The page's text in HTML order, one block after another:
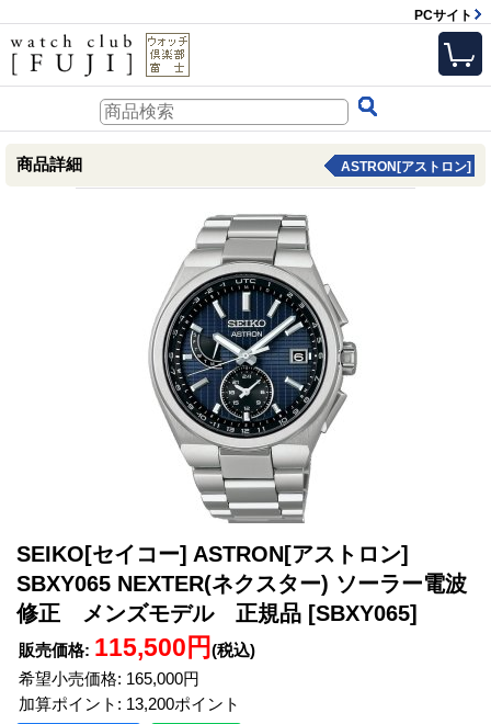
PCサイト
商品詳細 ASTRON[アストロン]
SEIKO[セイコー] ASTRON[アストロン]
SBXY065 NEXTER(ネクスター) ソーラー電波
修正 メンズモデル 正規品 [SBXY065]
販売価格: 115,500円 (税込)
希望小売価格: 165,000円
加算ポイント: 13,200ポイント